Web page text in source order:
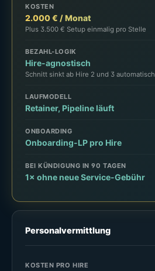
KOSTEN
2.000 € / Monat
Plus 3.500 € Setup einmalig pro Stelle
BEZAHL-LOGIK
Hire-agnostisch
Schnitt sinkt ab Hire 2 und 3 automatisch
LAUFMODELL
Retainer, Pipeline läuft
ONBOARDING
Onboarding-LP pro Hire
BEI KÜNDIGUNG IN 90 TAGEN
1× ohne neue Service-Gebühr
Personalvermittlung
KOSTEN PRO HIRE